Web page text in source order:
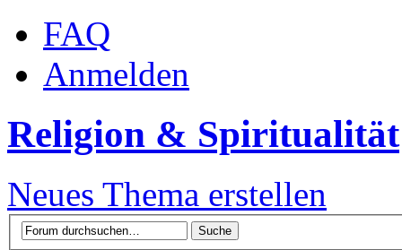
FAQ
Anmelden
Religion & Spiritualität
Neues Thema erstellen